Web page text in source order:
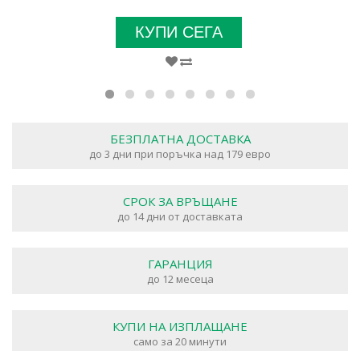
КУПИ СЕГА
БЕЗПЛАТНА ДОСТАВКА
до 3 дни при поръчка над 179 евро
СРОК ЗА ВРЪЩАНЕ
до 14 дни от доставката
ГАРАНЦИЯ
до 12 месеца
КУПИ НА ИЗПЛАЩАНЕ
само за 20 минути